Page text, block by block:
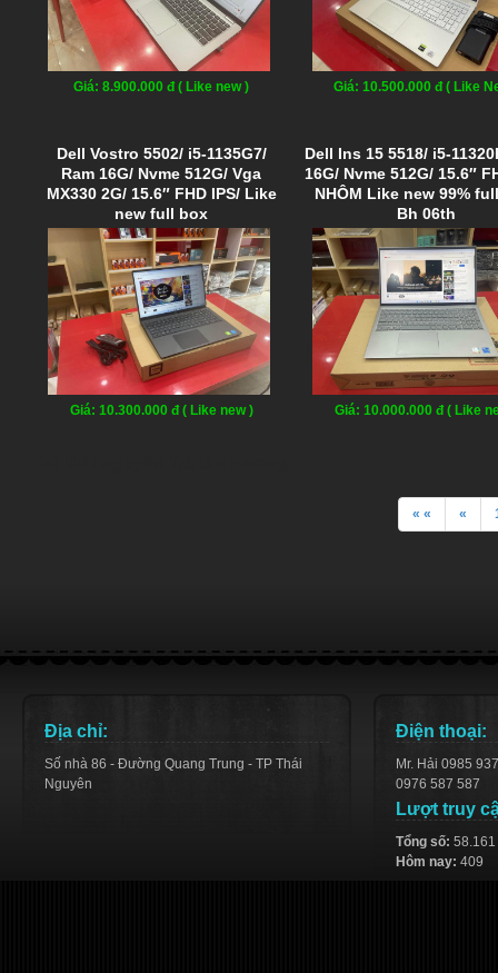
Giá: 8.900.000 đ ( Like new ) Giá: 10.500.000 đ ( Like
Dell Vostro 5502/ i5-1135G7/
Ram 16G/ Nvme 512G/ Vga
MX330 2G/ 15.6″ FHD IPS/ Like
new full box
Giá: 10.300.000 đ ( Like new )
Dell Ins 15 5518/ i5-
16G/ Nvme 512G/ 15.6″
NHÔM Like new 99%
Bh 06th
Giá: 10.000.000 đ ( Like
« « «
Địa chỉ:
Số nhà 86 - Đường Quang Trung - TP Thái
Nguyên
Điện thoại:
Mr. Hải 0985
0976 587 587
Lượt truy
Tổng số: 58.161
Hôm nay: 409